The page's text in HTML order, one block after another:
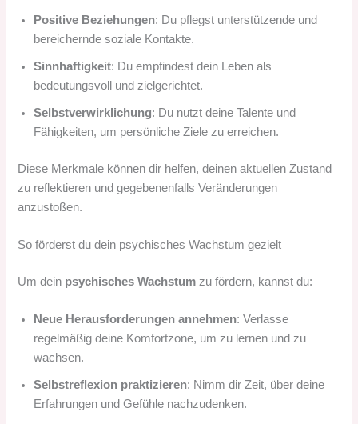
Positive Beziehungen: Du pflegst unterstützende und
bereichernde soziale Kontakte.
Sinnhaftigkeit: Du empfindest dein Leben als
bedeutungsvoll und zielgerichtet.
Selbstverwirklichung: Du nutzt deine Talente und
Fähigkeiten, um persönliche Ziele zu erreichen.
Diese Merkmale können dir helfen, deinen aktuellen Zustand
zu reflektieren und gegebenenfalls Veränderungen
anzustoßen.
So förderst du dein psychisches Wachstum gezielt
Um dein psychisches Wachstum zu fördern, kannst du:
Neue Herausforderungen annehmen: Verlasse
regelmäßig deine Komfortzone, um zu lernen und zu
wachsen.
Selbstreflexion praktizieren: Nimm dir Zeit, über deine
Erfahrungen und Gefühle nachzudenken.